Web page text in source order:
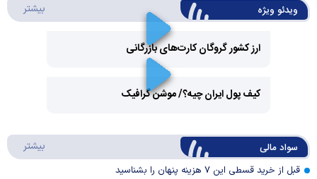
ویدئو ویژه بیشتر
ارز کشور گروگان کارت‌های بازرگانی
Video
کیف پول ایران چیه؟/ موشن گرافیک
سواد مالی بیشتر
قبل از خرید قسطی این ۷ هزینه پنهان را بشناسید